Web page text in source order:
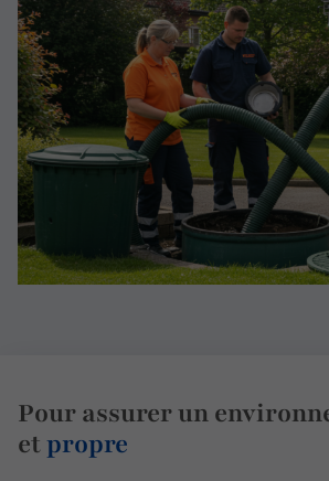
Pour assurer un
etpropre